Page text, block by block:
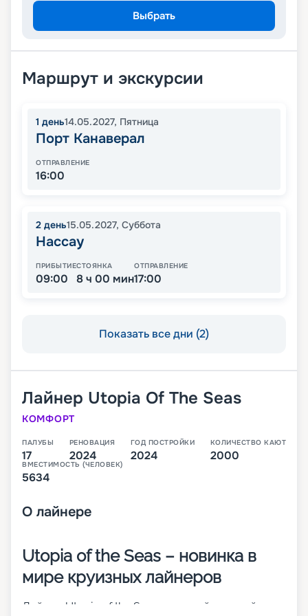
Выбрать
Маршрут и экскурсии
1 день14.05.2027, Пятница
Порт Канаверал
ОТПРАВЛЕНИЕ
16:00
2 день15.05.2027, Суббота
Нассау
ПРИБЫТИЕ
09:00
СТОЯНКА
8 ч 00 мин
ОТПРАВЛЕНИЕ
17:00
Показать все дни (2)
Лайнер Utopia Of The Seas
КОМФОРТ
ПАЛУБЫ
17
РЕНОВАЦИЯ
2024
ГОД ПОСТРОЙКИ
2024
КОЛИЧЕСТВО КАЮТ
2000
ВМЕСТИМОСТЬ (ЧЕЛОВЕК)
5634
О лайнере
Utopia of the Seas – новинка в
мире круизных лайнеров
Лайнер Utopia of the Seas – шестой и самый